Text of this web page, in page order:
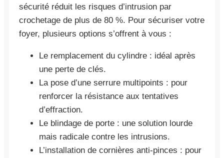
sécurité réduit les risques d’intrusion par
crochetage de plus de 80 %. Pour sécuriser votre
foyer, plusieurs options s’offrent à vous :
Le remplacement du cylindre : idéal après
une perte de clés.
La pose d’une serrure multipoints : pour
renforcer la résistance aux tentatives
d’effraction.
Le blindage de porte : une solution lourde
mais radicale contre les intrusions.
L’installation de cornières anti-pinces : pour